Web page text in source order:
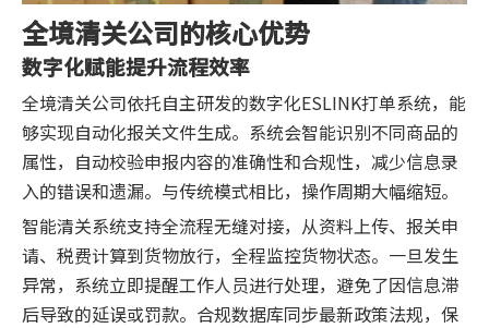
全境清关公司的核心优势
数字化赋能提升流程效率
全境清关公司依托自主研发的数字化ESLINK打单系统，能
够实现自动化报关文件生成。系统会智能识别不同商品的
属性，自动校验申报内容的准确性和合规性，减少信息录
入的错误和遗漏。与传统模式相比，操作周期大幅缩短。
智能清关系统支持全流程无缝对接，从资料上传、报关申
请、税费计算到货物放行，全程监控货物状态。一旦发生
异常，系统立即提醒工作人员进行处理，避免了因信息滞
后导致的延误或罚款。合规数据库同步最新政策法规，保